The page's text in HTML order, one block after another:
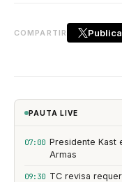
COMPARTIR
PAUTA LIVE
07:00 Presidente Kast
Armas
09:30 TC revisa